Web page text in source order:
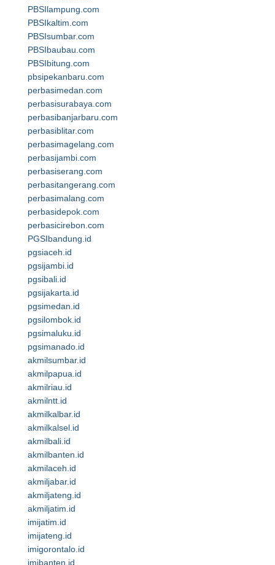
PBSIlampung.com
PBSIkaltim.com
PBSIsumbar.com
PBSIbaubau.com
PBSIbitung.com
pbsipekanbaru.com
perbasimedan.com
perbasisurabaya.com
perbasibanjarbaru.com
perbasiblitar.com
perbasimagelang.com
perbasijambi.com
perbasiserang.com
perbasitangerang.com
perbasimalang.com
perbasidepok.com
perbasicirebon.com
PGSIbandung.id
pgsiaceh.id
pgsijambi.id
pgsibali.id
pgsijakarta.id
pgsimedan.id
pgsilombok.id
pgsimaluku.id
pgsimanado.id
akmilsumbar.id
akmilpapua.id
akmilriau.id
akmilntt.id
akmilkalbar.id
akmilkalsel.id
akmilbali.id
akmilbanten.id
akmilaceh.id
akmiljabar.id
akmiljateng.id
akmiljatim.id
imijatim.id
imijateng.id
imigorontalo.id
imibanten.id